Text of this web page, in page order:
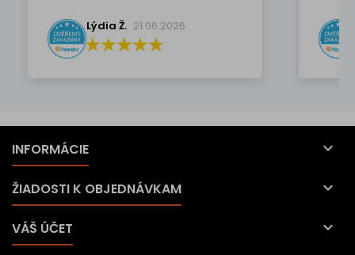
Lýdia Ž. 21.06.2026
INFORMÁCIE 
ŽIADOSTI K OBJEDNÁVKAM 
VÁŠ ÚČET 